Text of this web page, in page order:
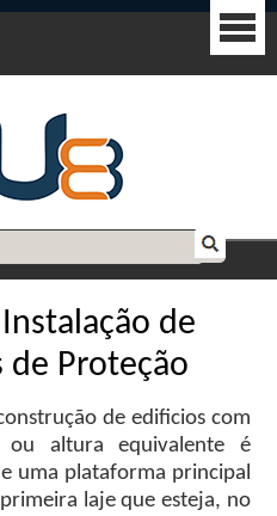
de
de Proteção
de edificios com
altura equivalente é
uma plataforma principal
laje que esteja, no